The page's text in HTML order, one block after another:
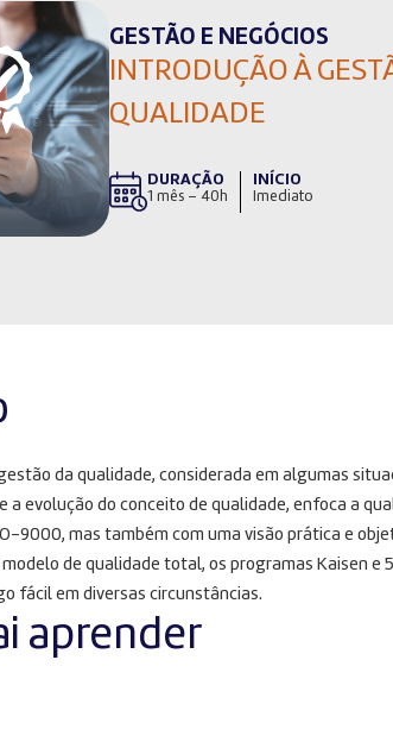
GESTÃO E NEGÓCIOS
INTRODUÇÃO À
QUALIDADE
DURAÇÃO
1 mês – 40h
INÍCIO
Imediato
da qualidade, considerada em algumas
a evolução do conceito de qualidade, enfoca a
9000, mas também com uma visão prática e
de qualidade total, os programas Kaisen e
fácil em diversas circunstâncias.
aprender